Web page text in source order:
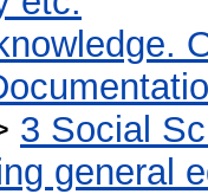
3 Social
general